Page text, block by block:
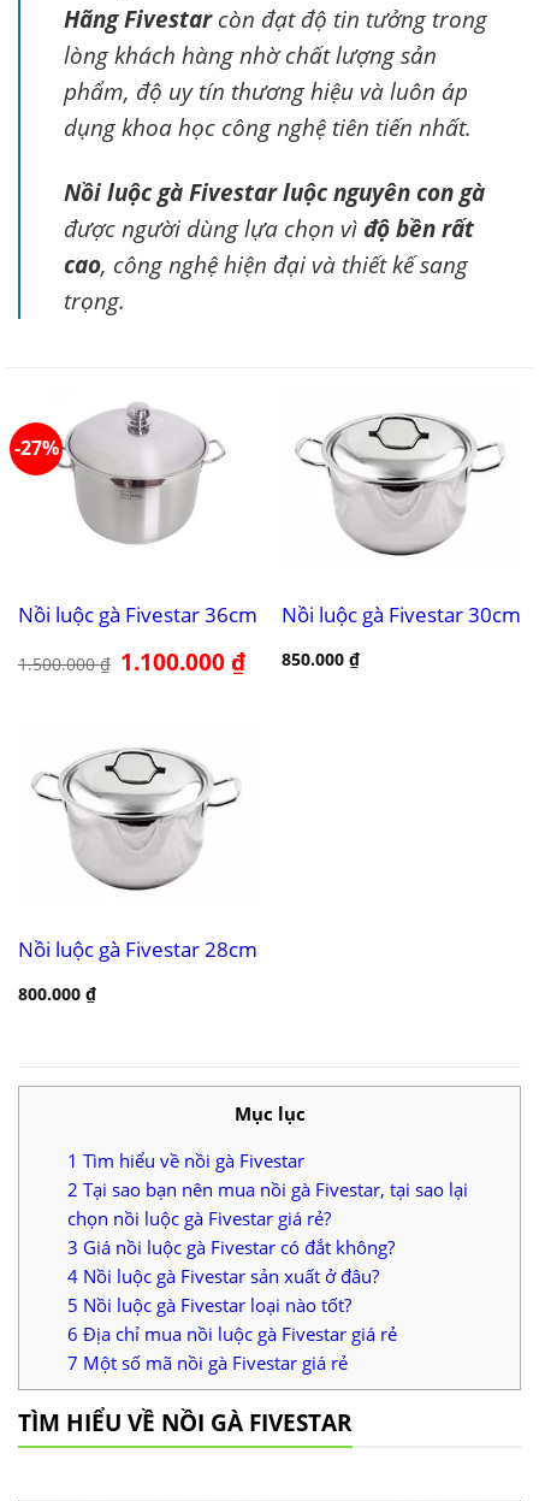
Hãng Fivestarcòn đạt độ tin tưởng trong
lòng khách hàng nhờ chất lượng sản
phẩm, độ uy tín thương hiệu và luôn áp
dụng khoa học công nghệ tiên tiến nhất.
Nồi luộc gà Fivestar luộc nguyên con gà
được người dùng lựa chọn vìđộ bền rất
cao, công nghệ hiện đại và thiết kế sang
trọng.
-27%
Nồi luộc gà Fivestar 36cm
1.500.000₫ Giá
gốc
1.100.000₫Giá
hiện
Nồi luộc gà Fivestar 30cm
850.000 ₫
Nồi luộc gà Fivestar 28cm
800.000 ₫
Mục lục
1 Tìm hiểu về nồi gà Fivestar
2 Tại sao bạn nên mua nồi gà Fivestar, tại sao lại
chọn nồi luộc gà Fivestar giá rẻ?
3 Giá nồi luộc gà Fivestar có đắt không?
4 Nồi luộc gà Fivestar sản xuất ở đâu?
5 Nồi luộc gà Fivestar loại nào tốt?
6 Địa chỉ mua nồi luộc gà Fivestar giá rẻ
7 Một số mã nồi gà Fivestar giá rẻ
TÌM HIỂU VỀ NỒI GÀ FIVESTAR